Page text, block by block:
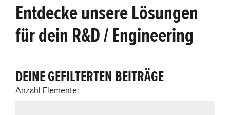
Entdecke unsere Lösungen
für dein R&D / Engineering
DEINE GEFILTERTEN BEITRÄGE
Anzahl Elemente: